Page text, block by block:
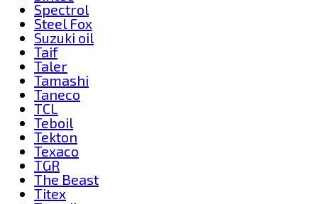
Spectrol
Steel Fox
Suzuki oil
Taif
Taler
Tamashi
Taneco
TCL
Teboil
Tekton
Texaco
TGR
The Beast
Titex